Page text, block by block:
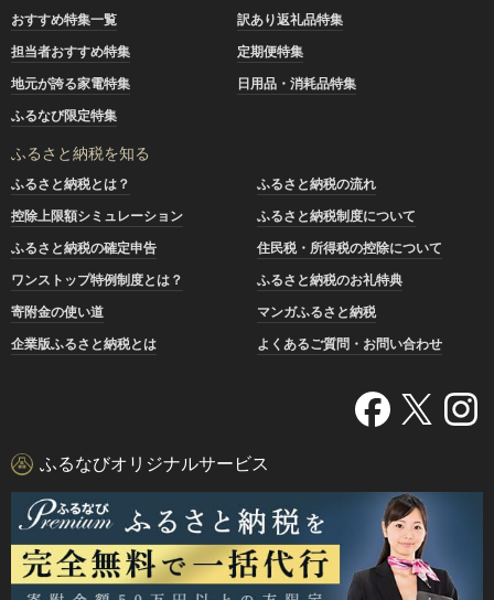
おすすめ特集一覧
訳あり返礼品特集
担当者おすすめ特集
定期便特集
地元が誇る家電特集
日用品・消耗品特集
ふるなび限定特集
ふるさと納税を知る
ふるさと納税とは？
ふるさと納税の流れ
控除上限額シミュレーション
ふるさと納税制度について
ふるさと納税の確定申告
住民税・所得税の控除について
ワンストップ特例制度とは？
ふるさと納税のお礼特典
寄附金の使い道
マンガふるさと納税
企業版ふるさと納税とは
よくあるご質問・お問い合わせ
ふるなびオリジナルサービス